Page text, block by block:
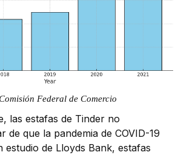
Federal de Comercio
las estafas de Tinder no
de que la pandemia de COVID-19
estudio de Lloyds Bank, estafas